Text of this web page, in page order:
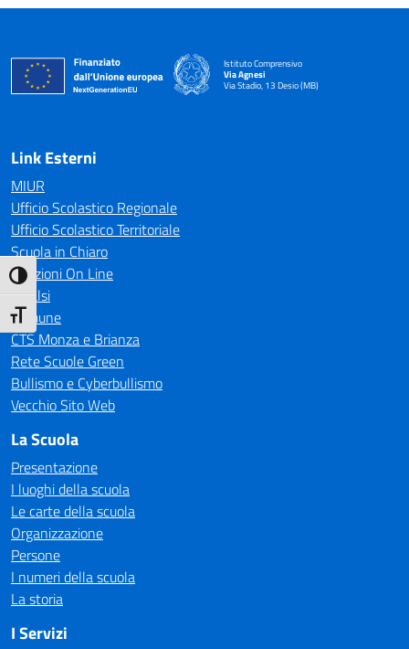
Attiva/disattiva alto contrasto
Attiva/disattiva dimensione testo
Istituto Comprensivo
Via Agnesi
Via Stadio, 13 Desio (MB)
— Visita la pagina iniziale della scuola
Link Esterni
MIUR
Ufficio Scolastico Regionale
Ufficio Scolastico Territoriale
Scuola in Chiaro
Iscrizioni On Line
Invalsi
Comune
CTS Monza e Brianza
Rete Scuole Green
Bullismo e Cyberbullismo
Vecchio Sito Web
La Scuola
Presentazione
I luoghi della scuola
Le carte della scuola
Organizzazione
Persone
I numeri della scuola
La storia
I Servizi